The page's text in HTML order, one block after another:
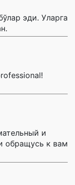
эди. Уларга
и
обращусь к вам